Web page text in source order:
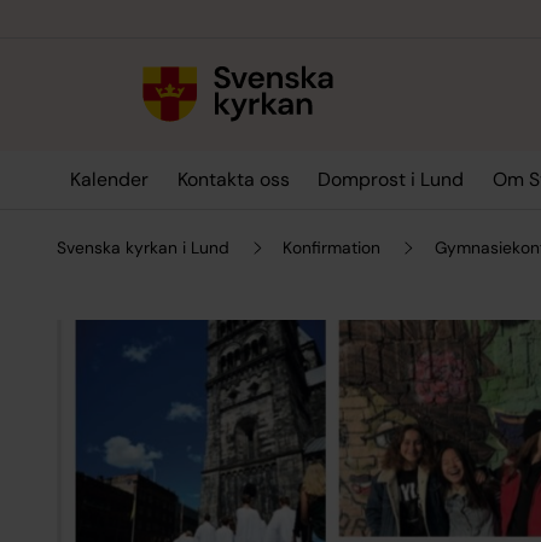
Kalender Kontakta oss Domprost i Lund Om
Svenska kyrkan i Lund Konfirmation